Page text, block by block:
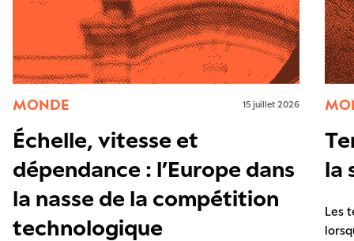
MONDE 15 juillet 2026
Échelle, vitesse et
dépendance : l’Europe dans
la nasse de la compétition
technologique
la
Les